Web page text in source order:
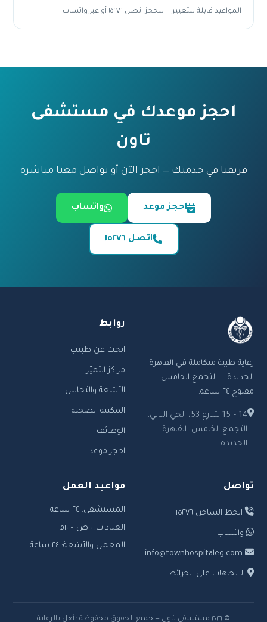
المواعيد قابلة للتغيير — للحجز اتصل ١٥٢٧٦ أو عبر واتساب
احجز موعدك في مستشفى
تاون
فريقنا في خدمتك — احجز الآن أو تواصل معنا مباشرة
احجز موعد واتساب
اتصل ١٥٢٧٦
رعاية طبية متكاملة في القاهرة
الجديدة — التجمع الخامس.
مفتوح ٢٤ ساعة.
14 – 15 شارع 53، الحي الثاني،
التجمع الخامس، القاهرة
الجديدة
روابط
ابحث عن طبيب
مراكز التميّز
الأشعة والتحاليل
المكتبة الصحية
الوظائف
احجز موعد
تواصل
الخط الساخن ١٥٢٧٦
واتساب
الاتجاهات على الخرائط
مواعيد العمل
المستشفى: ٢٤ ساعة
العيادات: ١٠ص – ١٠م
المعمل والأشعة: ٢٤ ساعة
© ٢٠٢٦ مستشفى تاون — جميع الحقوق محفوظة · أهل بالرعاية